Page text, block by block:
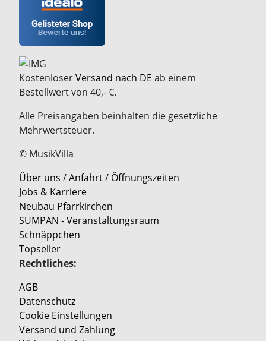
KostenloserVersand nach DE ab einem
Bestellwert von 40,- €.
Alle Preisangaben beinhalten die gesetzliche
Mehrwertsteuer.
© MusikVilla
Über uns / Anfahrt / Öffnungszeiten
Jobs & Karriere
Neubau Pfarrkirchen
SUMPAN - Veranstaltungsraum
Schnäppchen
Topseller
Rechtliches:
AGB
Datenschutz
Cookie Einstellungen
Versand und Zahlung